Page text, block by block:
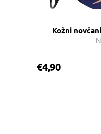
Kožni
€4,90